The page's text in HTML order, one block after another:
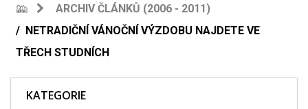
ARCHIV ČLÁNKŮ (2006 - 2011)
NETRADIČNÍ VÁNOČNÍ VÝZDOBU NAJDETE VE
TŘECH STUDNÍCH
KATEGORIE